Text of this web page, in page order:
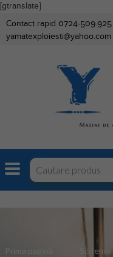
[gtranslate]
Contact rapid 0724-509.925
yamatexploiesti@yahoo.com
Prima pagină